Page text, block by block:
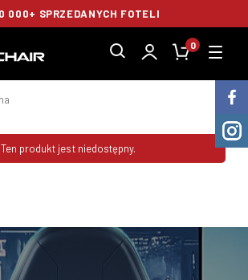
000+ SPRZEDANYCH FOTELI
0
Ten produkt jest niedostępny.